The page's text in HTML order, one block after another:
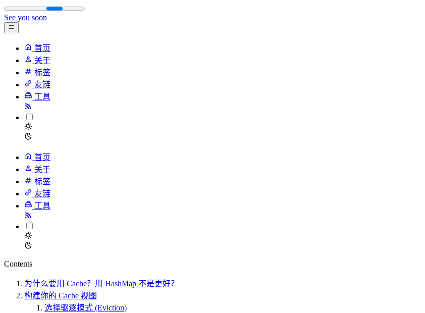
See you soon
首页
关于
标签
友链
工具
首页
关于
标签
友链
工具
Contents
为什么要用 Cache？用 HashMap 不是更好？
构建你的 Cache 视图
选择驱逐模式 (Eviction)